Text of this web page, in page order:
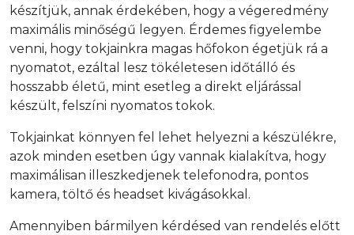
készítjük, annak érdekében, hogy a végeredmény
maximális minőségű legyen. Érdemes figyelembe
venni, hogy tokjainkra magas hőfokon égetjük rá a
nyomatot, ezáltal lesz tökéletesen időtálló és
hosszabb életű, mint esetleg a direkt eljárással
készült, felszíni nyomatos tokok.
Tokjainkat könnyen fel lehet helyezni a készülékre,
azok minden esetben úgy vannak kialakítva, hogy
maximálisan illeszkedjenek telefonodra, pontos
kamera, töltő és headset kivágásokkal.
Amennyiben bármilyen kérdésed van rendelés előtt